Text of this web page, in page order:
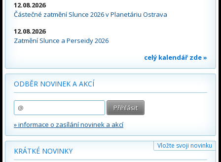
12.08.2026
Částečné zatmění Slunce 2026 v Planetáriu Ostrava
12.08.2026
Zatmění Slunce a Perseidy 2026
celý kalendář zde »
ODBĚR NOVINEK A AKCÍ
» informace o zasílání novinek a akcí
Vložte svoji novinku
KRÁTKÉ NOVINKY